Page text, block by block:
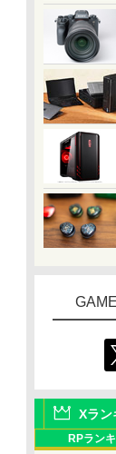
Xラン
RPラン